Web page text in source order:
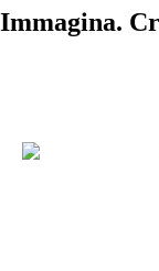
Immagina.